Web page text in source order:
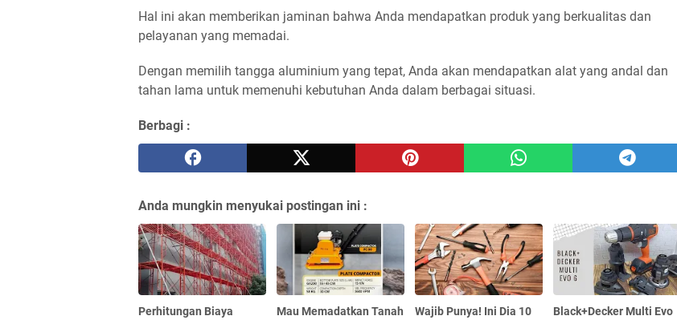
Hal ini akan memberikan jaminan bahwa Anda mendapatkan produk yang berkualitas dan
pelayanan yang memadai.
Dengan memilih tangga aluminium yang tepat, Anda akan mendapatkan alat yang andal dan
tahan lama untuk memenuhi kebutuhan Anda dalam berbagai situasi.
Berbagi :
Anda mungkin menyukai postingan ini :
Perhitungan Biaya
Mau Memadatkan Tanah
Wajib Punya! Ini Dia 10
Black+Decker Multi Evo